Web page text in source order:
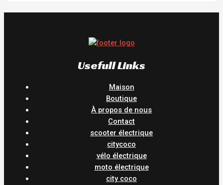
Usefull Links
Maison
Boutique
À propos de nous
Contact
scooter électrique
citycoco
vélo électrique
moto électrique
city coco